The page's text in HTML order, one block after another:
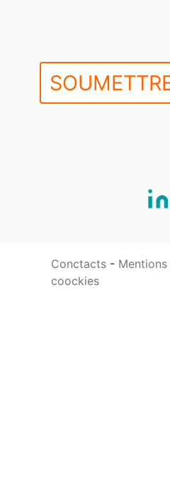
Conctacts -
coockies